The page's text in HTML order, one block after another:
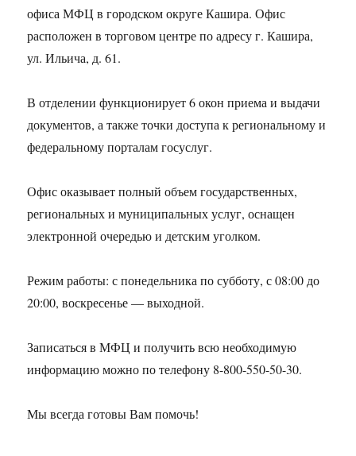
офиса МФЦ в городском округе Кашира. Офис
расположен в торговом центре по адресу г. Кашира,
ул. Ильича, д. 61.
В отделении функционирует 6 окон приема и выдачи
документов, а также точки доступа к региональному и
федеральному порталам госуслуг.
Офис оказывает полный объем государственных,
региональных и муниципальных услуг, оснащен
электронной очередью и детским уголком.
Режим работы: с понедельника по субботу, с 08:00 до
20:00, воскресенье — выходной.
Записаться в МФЦ и получить всю необходимую
информацию можно по телефону 8-800-550-50-30.
Мы всегда готовы Вам помочь!